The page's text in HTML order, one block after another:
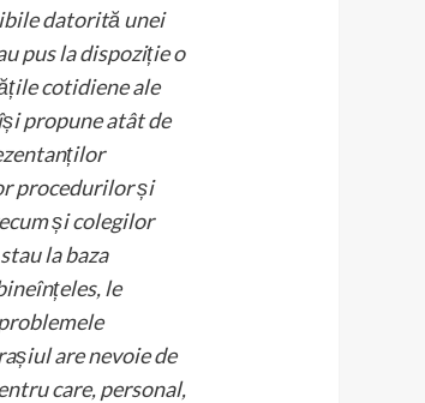
datorită unei
pus la dispoziție o
cotidiene ale
propune atât de
procedurilor și
și colegilor
la baza
le
are nevoie de
care, personal,